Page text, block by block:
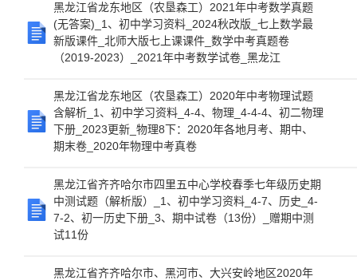
黑龙江省龙东地区（农垦森工）2021年中考数学真题
(无答案)_1、初中学习资料_2024秋改版_七上数学最
新版课件_北师大版七上课课件_数学中考真题卷
（2019-2023）_2021年中考数学试卷_黑龙江
黑龙江省龙东地区（农垦森工）2020年中考物理试题
含解析_1、初中学习资料_4-4、物理_4-4-4、初二物理
下册_2023更新_物理8下：2020年各地月考、期中、
期末卷_2020年物理中考真卷
黑龙江省齐齐哈尔市四里五中心学校春季七年级历史期
中测试题（解析版）_1、初中学习资料_4-7、历史_4-
7-2、初一历史下册_3、期中试卷（13份）_赠期中测
试11份
黑龙江省齐齐哈尔市、黑河市、大兴安岭地区2020年